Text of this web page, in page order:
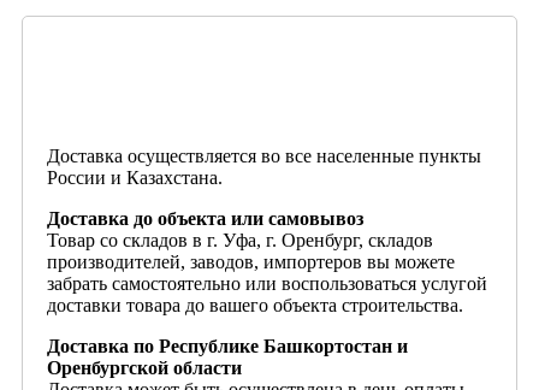
Доставка осуществляется во все населенные пункты
России и Казахстана.
Доставка до объекта или самовывоз
Товар со складов в г. Уфа, г. Оренбург, складов
производителей, заводов, импортеров вы можете
забрать самостоятельно или воспользоваться услугой
доставки товара до вашего объекта строительства.
Доставка по Республике Башкортостан и
Оренбургской области